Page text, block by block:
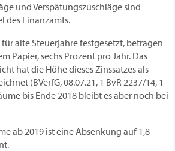
und Verspätungszuschläge sind
des Finanzamts.
alte Steuerjahre festgesetzt, betragen
Papier, sechs Prozent pro Jahr. Das
hat die Höhe dieses Zinssatzes als
(BVerfG, 08.07.21, 1 BvR 2237/14, 1
bis Ende 2018 bleibt es aber noch bei
ab 2019 ist eine Absenkung auf 1,8